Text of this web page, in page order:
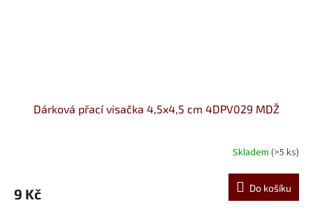
Dárková přací visačka 4,5x4,5 cm 4DPV029 MDŽ
Skladem (>5 ks)
9 Kč Do košíku